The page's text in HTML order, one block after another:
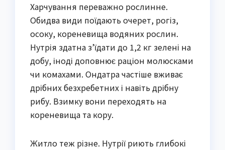
Харчування переважно рослинне.
Обидва види поїдають очерет, рогіз,
осоку, кореневища водяних рослин.
Нутрія здатна з’їдати до 1,2 кг зелені на
добу, іноді доповнює раціон молюсками
чи комахами. Ондатра частіше вживає
дрібних безхребетних і навіть дрібну
рибу. Взимку вони переходять на
кореневища та кору.
Житло теж різне. Нутрії риють глибокі